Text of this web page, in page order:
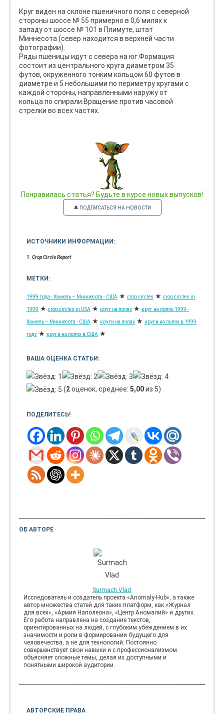
Круг виден на склоне пшеничного поля с северной
стороны шоссе № 55 примерно в 0,6 милях к
западу от шоссе № 101 в Плимуте, штат
Миннесота (север находится в верхней части
фотографии).
Ряды пшеницы идут с севера на юг.Формация
состоит из центрального круга диаметром 35
футов, окруженного тонким кольцом 60 футов в
диаметре и 5 небольшими по периметру кругами с
каждой стороны, направленными наружу от
кольца по спирали.Вращение против часовой
стрелки во всех частях.
Понравилась статья? Будьте в курсе новых выпусков!
🔔 ПОДПИСАТЬСЯ НА НОВОСТИ
ИСТОЧНИКИ ИНФОРМАЦИИ:
1. Crop Circle Report
МЕТКИ:
1999 года - Хамель – Миннесота - США ★ crop circles ★ crop circles in
1999 ★ crop circles in USA ★ круг на полях ★ круг на полях 1999 -
Хамель – Миннесота - США ★ круги на полях ★ круги на полях в 1999
году ★ круги на полях в США ★
ВАША ОЦЕНКА СТАТЬИ:
(2оценок, среднее: 5,00из 5)
ПОДЕЛИТЕСЬ!
ОБ АВТОРЕ
Surmach Vlad
Исследователь и создатель проекта «Anomaly-Hub», а также
автор множества статей для таких платформ, как «Журнал
для всех», «Армия Наполеона», «Центр Аномалий» и других.
Его работа направлена на создание текстов,
ориентированных на людей, с глубоким убеждением в их
значимости и роли в формировании будущего для
человечества, а не для технологий. Постоянно
совершенствует свои навыки и с профессионализмом
объясняет сложные темы, делая их доступными и
понятными широкой аудитории.
АВТОРСКИЕ ПРАВА